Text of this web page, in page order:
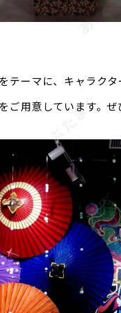
テーマに、キャラク
ご用意しています。